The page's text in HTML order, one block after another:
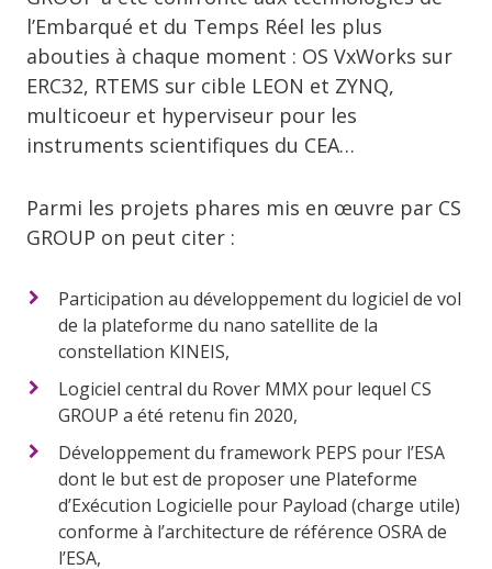
l’Embarqué et du Temps Réel les plus
abouties à chaque moment : OS VxWorks sur
ERC32, RTEMS sur cible LEON et ZYNQ,
multicoeur et hyperviseur pour les
instruments scientifiques du CEA…
Parmi les projets phares mis en œuvre par CS
GROUP on peut citer :
Participation au développement du logiciel de vol
de la plateforme du nano satellite de la
constellation KINEIS,
Logiciel central du Rover MMX pour lequel CS
GROUP a été retenu fin 2020,
Développement du framework PEPS pour l’ESA
dont le but est de proposer une Plateforme
d’Exécution Logicielle pour Payload (charge utile)
conforme à l’architecture de référence OSRA de
l’ESA,